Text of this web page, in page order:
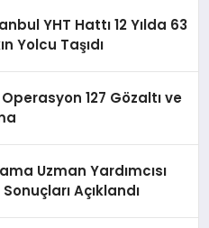
YHT Hattı 12 Yılda 63
Yolcu Taşıdı
127 Gözaltı ve
Uzman Yardımcısı
Sonuçları Açıklandı